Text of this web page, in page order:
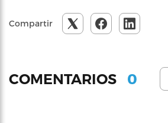
Compartir
COMENTARIOS 0